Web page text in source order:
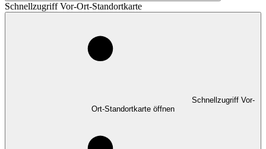
Schnellzugriff Vor-Ort-Standortkarte
Schnellzugriff Vor-
Ort-Standortkarte öffnen